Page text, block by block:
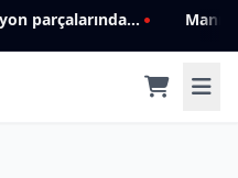
Mannlich: Filtre ve ön süspansiyon parçalarında genişleyen ürün yelpazesiyle kalite ve güven.